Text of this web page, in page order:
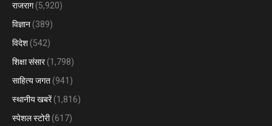
राजराग(5,920)
विज्ञान (389)
विदेश (542)
शिक्षा संसार(1,798)
साहित्य जगत (941)
स्थानीय खबरें(1,816)
स्पेशल स्टोरी(617)